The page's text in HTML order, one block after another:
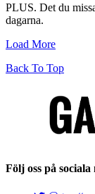
PLUS. Det du
dagarna.
Load More
Back To Top
Följ oss på sociala